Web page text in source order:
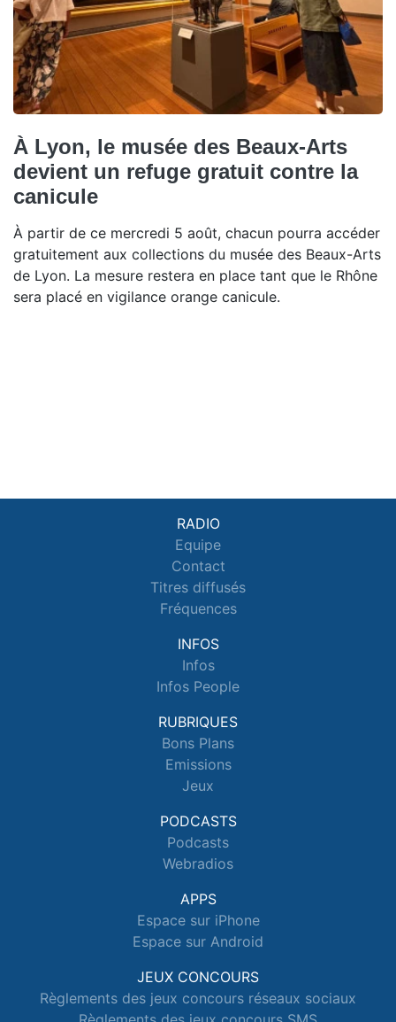
À Lyon, le musée des Beaux-Arts
devient un refuge gratuit contre la
canicule
À partir de ce mercredi 5 août, chacun pourra accéder
gratuitement aux collections du musée des Beaux-Arts
de Lyon. La mesure restera en place tant que le Rhône
sera placé en vigilance orange canicule.
RADIO
Equipe
Contact
Titres diffusés
Fréquences
INFOS
Infos
Infos People
RUBRIQUES
Bons Plans
Emissions
Jeux
PODCASTS
Podcasts
Webradios
APPS
Espace sur iPhone
Espace sur Android
JEUX CONCOURS
Règlements des jeux concours réseaux sociaux